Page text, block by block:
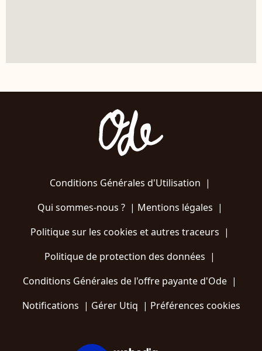
Conditions Générales d'Utilisation |
Qui sommes-nous ?| Mentions légales |
Politique sur les cookies et autres traceurs |
Politique de protection des données |
Conditions Générales de l'offre payante d'Ode |
Notifications | Gérer Utiq | Préférences cookies